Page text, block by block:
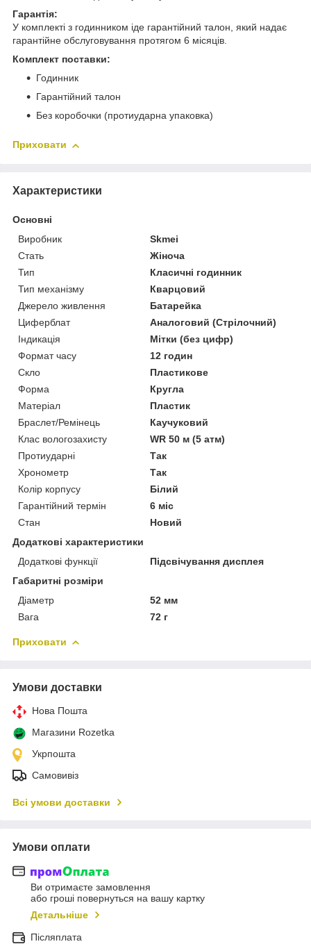
Гарантія:
У комплекті з годинником іде гарантійний талон, який надає
гарантійне обслуговування протягом 6 місяців.
Комплект поставки:
Годинник
Гарантійний талон
Без коробочки (протиударна упаковка)
Приховати
Характеристики
Основні
Виробник
Skmei
Стать
Жіноча
Тип
Класичні годинник
Тип механізму
Кварцовий
Джерело живлення
Батарейка
Циферблат
Аналоговий (Стрілочний)
Індикація
Мітки (без цифр)
Формат часу
12 годин
Скло
Пластикове
Форма
Кругла
Матеріал
Пластик
Браслет/Ремінець
Каучуковий
Клас вологозахисту
WR 50 м (5 атм)
Протиударні
Так
Хронометр
Так
Колір корпусу
Білий
Гарантійний термін
6 міс
Стан
Новий
Додаткові характеристики
Додаткові функції
Підсвічування дисплея
Габаритні розміри
Діаметр
52 мм
Вага
72 г
Приховати
Умови доставки
Нова Пошта
Магазини Rozetka
Укрпошта
Самовивіз
Всі умови доставки
Умови оплати
Ви отримаєте замовлення
або гроші повернуться на вашу картку
Детальніше
Післяплата